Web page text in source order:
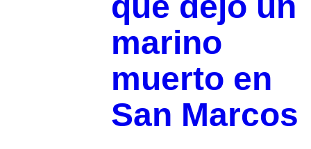
marino
muerto en
San Marcos